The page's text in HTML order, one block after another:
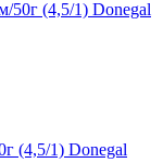
(4,5/1) Donegal